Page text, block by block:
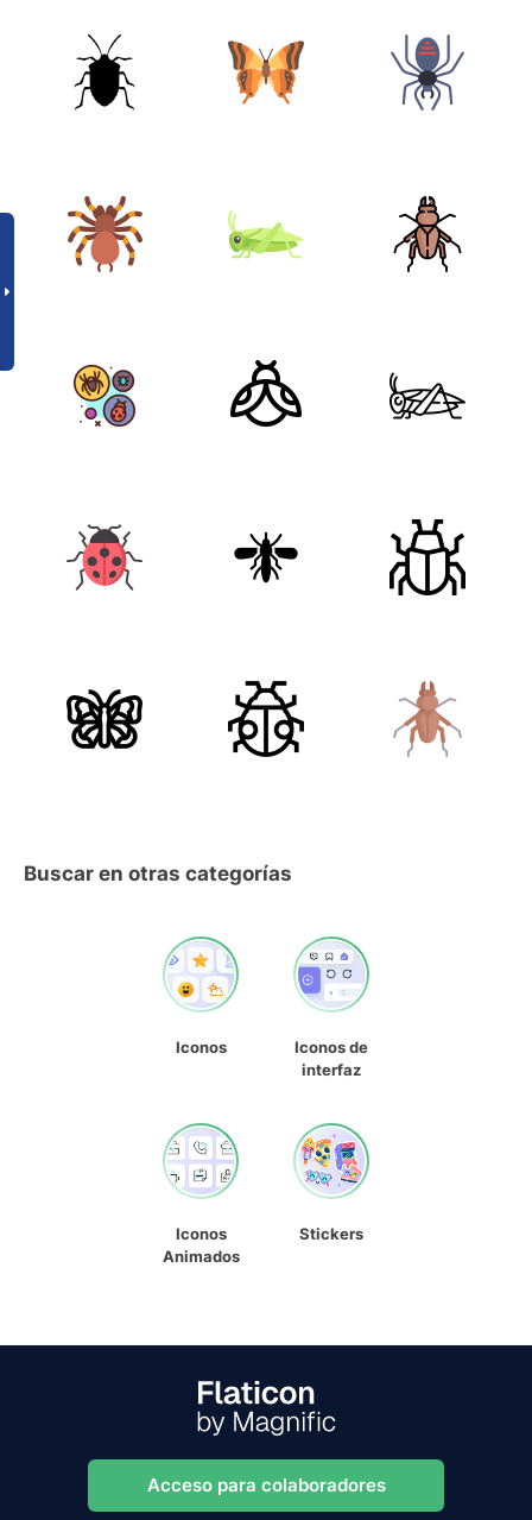
Buscar en otras categorías
Iconos
Iconos de
interfaz
Iconos
Animados
Stickers
Acceso para colaboradores